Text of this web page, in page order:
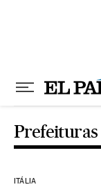
Prefeituras
ITÁLIA